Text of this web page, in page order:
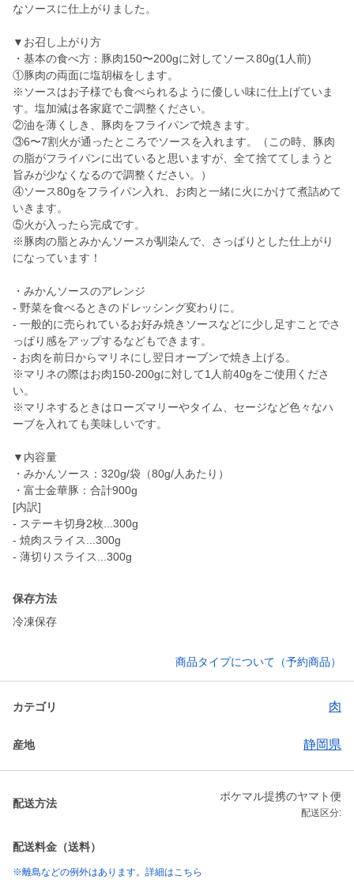
なソースに仕上がりました。
▼お召し上がり方
・基本の食べ方：豚肉150〜200gに対してソース80g(1人前)
①豚肉の両面に塩胡椒をします。
※ソースはお子様でも食べられるように優しい味に仕上げていま
す。塩加減は各家庭でご調整ください。
②油を薄くしき、豚肉をフライパンで焼きます。
③6〜7割火が通ったところでソースを入れます。（この時、豚肉
の脂がフライパンに出ていると思いますが、全て捨ててしまうと
旨みが少なくなるので調整ください。）
④ソース80gをフライパン入れ、お肉と一緒に火にかけて煮詰めて
いきます。
⑤火が入ったら完成です。
※豚肉の脂とみかんソースが馴染んで、さっぱりとした仕上がり
になっています！
・みかんソースのアレンジ
- 野菜を食べるときのドレッシング変わりに。
- 一般的に売られているお好み焼きソースなどに少し足すことでさ
っぱり感をアップするなどもできます。
- お肉を前日からマリネにし翌日オーブンで焼き上げる。
※マリネの際はお肉150-200gに対して1人前40gをご使用くださ
い。
※マリネするときはローズマリーやタイム、セージなど色々なハ
ーブを入れても美味しいです。
▼内容量
・みかんソース：320g/袋（80g/人あたり）
・富士金華豚：合計900g
[内訳]
- ステーキ切身2枚...300g
- 焼肉スライス...300g
- 薄切りスライス...300g
保存方法
冷凍保存
商品タイプについて（予約商品）
カテゴリ 肉
産地 静岡県
配送方法
ポケマル提携のヤマト便
配送区分:
配送料金（送料）
※離島などの例外はあります。詳細はこちら